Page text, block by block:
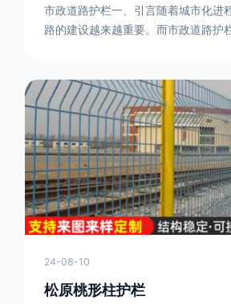
市政道路护栏一、引言随着城市化进
路的建设越来越重要。而市政道路护
的功能防护功能：市政道路护栏的主
失控，保护行人安全。它可以有效地
或车辆故障而导致的事故发生，减少
率。隔离功能：市政道路护栏可以将
化带等隔离开来，避
24-08-10
松原桃形柱护栏